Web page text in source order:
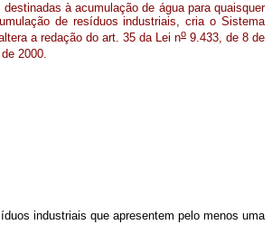
à acumulação de água para quaisquer
de resíduos industriais, cria o Sistema
a redação do art. 35 da Lei no 9.433, de 8 de
2000.
industriais que apresentem pelo menos uma